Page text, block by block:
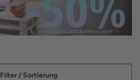
Filter / Sortierung